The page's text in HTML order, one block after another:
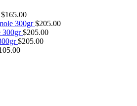
$165.00
300gr$205.00
300gr$205.00
$205.00